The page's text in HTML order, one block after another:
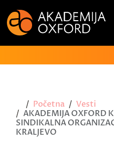
Početna
Vesti
AKADEMIJA OXFORD
SINDIKALNA
KRALJEVO